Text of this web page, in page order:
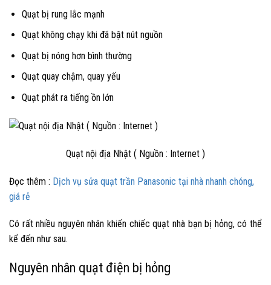
Quạt bị rung lắc mạnh
Quạt không chạy khi đã bật nút nguồn
Quạt bị nóng hơn bình thường
Quạt quay chậm, quay yếu
Quạt phát ra tiếng ồn lớn
Quạt nội địa Nhật ( Nguồn : Internet )
Đọc thêm : Dịch vụ sửa quạt trần Panasonic tại nhà nhanh chóng,
giá rẻ
Có rất nhiều nguyên nhân khiến chiếc quạt nhà bạn bị hỏng, có thể
kể đến như sau.
Nguyên nhân quạt điện bị hỏng